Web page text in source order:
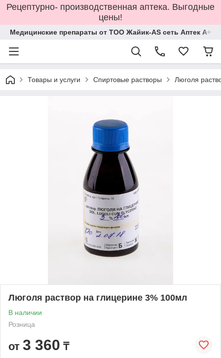
Рецептурно- производственная аптека. Выгодные
цены!
Медицинские препараты от ТОО Жайик-AS сеть Аптек А+
Товары и услуги Спиртовые растворы Люголя
Люголя раствор на глицерине 3% 100мл
В наличии
Розница
от 3 360 ₸